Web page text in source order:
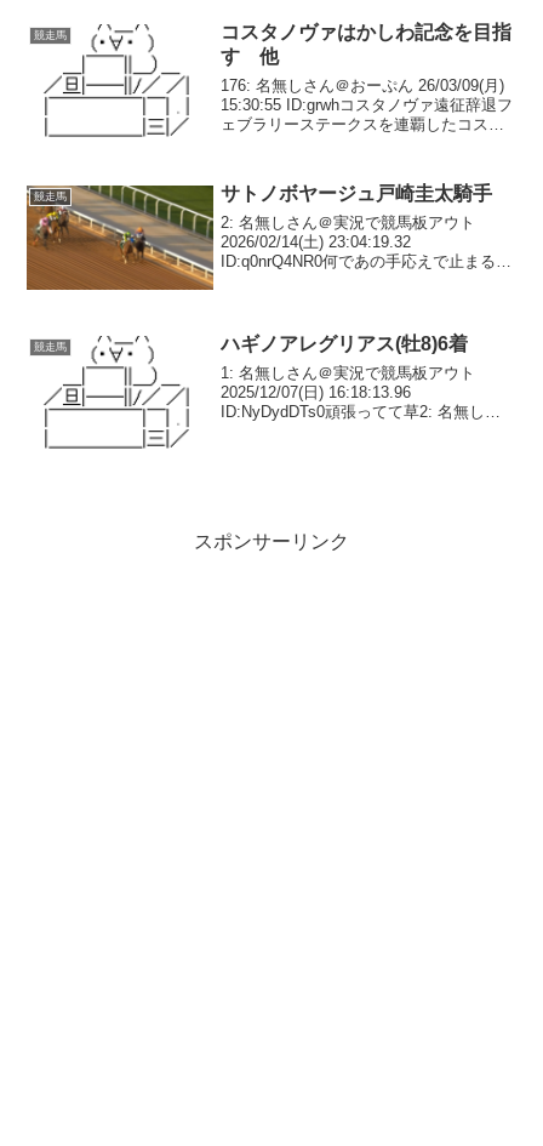
競走馬
コスタノヴァはかしわ記念を目指
す 他
176: 名無しさん＠おーぷん 26/03/09(月)
15:30:55 ID:grwhコスタノヴァ遠征辞退フ
ェブラリーステークスを連覇したコスタ
— netkeiba ...
競走馬 サトノボヤージュ戸崎圭太騎手
2: 名無しさん＠実況で競馬板アウト
2026/02/14(土) 23:04:19.32
ID:q0nrQ4NR0何であの手応えで止まるん
競走馬 ハギノアレグリアス(牡8)6着
1: 名無しさん＠実況で競馬板アウト
2025/12/07(日) 16:18:13.96
ID:NyDydDTs0頑張ってて草2: 名無しさ
スポンサーリンク